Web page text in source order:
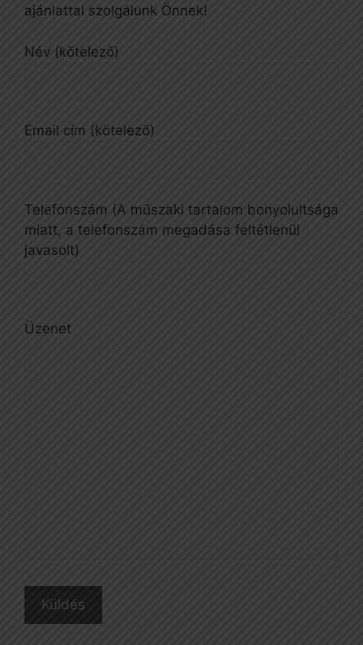
ajánlattal szolgálunk Önnek!
Név (kötelező)
Email cím (kötelező)
Telefonszám (A műszaki tartalom bonyolultsága
miatt, a telefonszám megadása feltétlenül
javasolt)
Üzenet